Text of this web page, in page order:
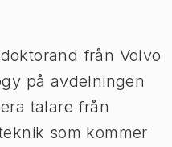
från Volvo
på avdelningen
talare från
som kommer